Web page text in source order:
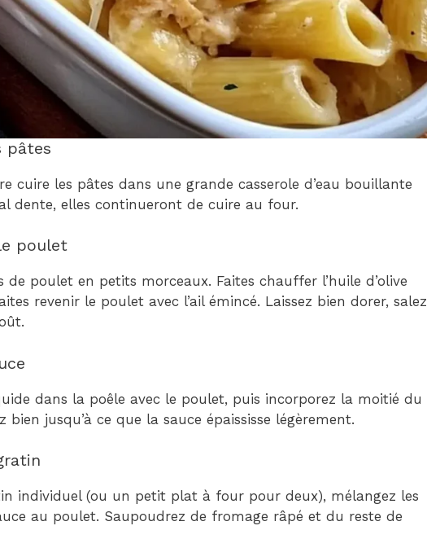
pâtes
cuire les pâtes dans une grande casserole d’eau bouillante
dente, elles continueront de cuire au four.
poulet
de poulet en petits morceaux. Faites chauffer l’huile d’olive
revenir le poulet avec l’ail émincé. Laissez bien dorer, salez
dans la poêle avec le poulet, puis incorporez la moitié du
bien jusqu’à ce que la sauce épaississe légèrement.
individuel (ou un petit plat à four pour deux), mélangez les
au poulet. Saupoudrez de fromage râpé et du reste de